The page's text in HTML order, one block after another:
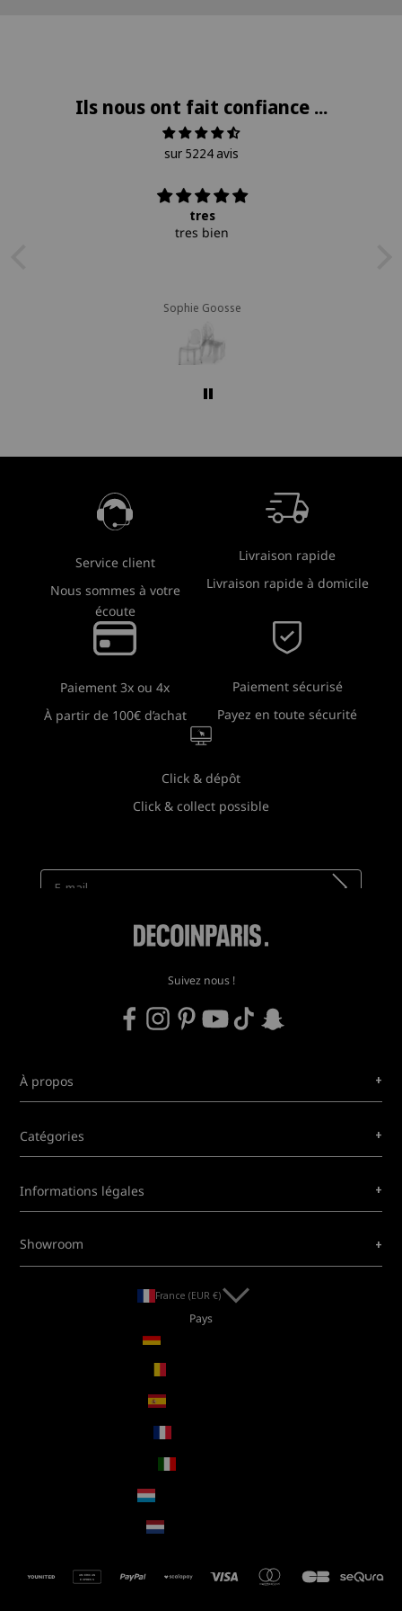
Ils nous ont fait confiance ...
sur 5224 avis
tres
tres bien
Sophie Goosse
Service client
Nous sommes à votre
écoute
Livraison rapide
Livraison rapide à domicile
Paiement 3x ou 4x
À partir de 100€ d’achat
Paiement sécurisé
Payez en toute sécurité
Click & dépôt
Click & collect possible
Newsletter
Suivez nous !
À propos +
Catégories +
Informations légales +
Showroom +
France (EUR €)
Pays
AMERICAN
EXPRESS